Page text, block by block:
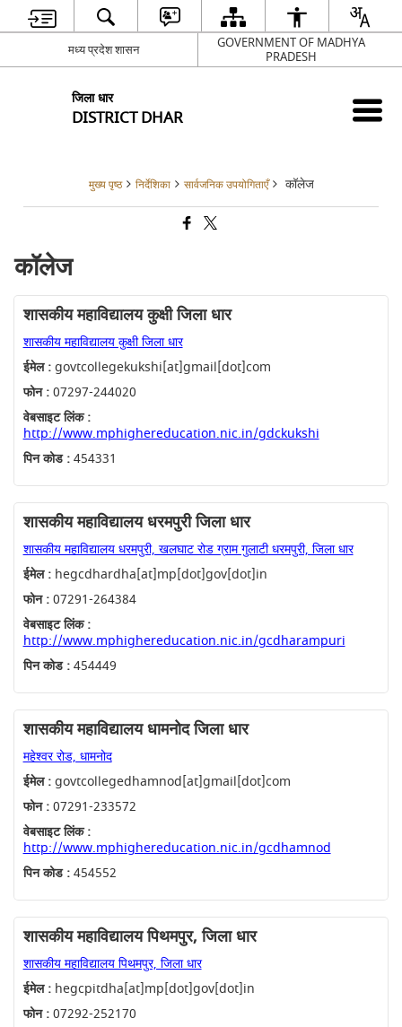
मध्य प्रदेश शासन
GOVERNMENT OF MADHYA
PRADESH
जिला धार
DISTRICT DHAR
मुख्य पृष्ठ निर्देशिका सार्वजनिक उपयोगिताएँ कॉलेज
कॉलेज
शासकीय महाविद्यालय कुक्षी जिला धार
शासकीय महाविद्यालय कुक्षी जिला धार
ईमेल :govtcollegekukshi[at]gmail[dot]com
फोन :07297-244020
वेबसाइट लिंक :
http://www.mphighereducation.nic.in/gdckukshi
पिन कोड :454331
शासकीय महाविद्यालय धरमपुरी जिला धार
शासकीय महाविद्यालय धरमपुरी, खलघाट रोड ग्राम गुलाटी धरमपुरी, जिला धार
ईमेल :hegcdhardha[at]mp[dot]gov[dot]in
फोन :07291-264384
वेबसाइट लिंक :
http://www.mphighereducation.nic.in/gcdharampuri
पिन कोड :454449
शासकीय महाविद्यालय धामनोद जिला धार
महेश्वर रोड, धामनोद
ईमेल :govtcollegedhamnod[at]gmail[dot]com
फोन :07291-233572
वेबसाइट लिंक :
http://www.mphighereducation.nic.in/gcdhamnod
पिन कोड :454552
शासकीय महाविद्यालय पिथमपुर, जिला धार
शासकीय महाविद्यालय पिथमपुर, जिला धार
ईमेल :hegcpitdha[at]mp[dot]gov[dot]in
फोन :07292-252170